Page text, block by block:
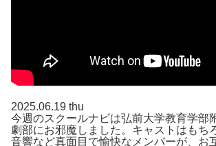
2025.06.19 thu
今週のスクールナビは弘前大学教育学部
劇部にお邪魔しました。キャストはもち
音響など真面目で愉快なメンバーが、お